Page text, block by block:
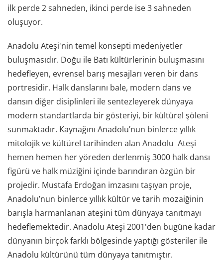
ilk perde 2 sahneden, ikinci perde ise 3 sahneden
oluşuyor.
Anadolu Ateşi'nin temel konsepti medeniyetler
buluşmasıdır. Doğu ile Batı kültürlerinin buluşmasını
hedefleyen, evrensel barış mesajları veren bir dans
portresidir. Halk danslarını bale, modern dans ve
dansın diğer disiplinleri ile sentezleyerek dünyaya
modern standartlarda bir gösteriyi, bir kültürel şöleni
sunmaktadır. Kaynağını Anadolu’nun binlerce yıllık
mitolojik ve kültürel tarihinden alan Anadolu Ateşi
hemen hemen her yöreden derlenmiş 3000 halk dansı
figürü ve halk müziğini içinde barındıran özgün bir
projedir. Mustafa Erdoğan imzasını taşıyan proje,
Anadolu’nun binlerce yıllık kültür ve tarih mozaiğinin
barışla harmanlanan ateşini tüm dünyaya tanıtmayı
hedeflemektedir. Anadolu Ateşi 2001'den bugüne kadar
dünyanın birçok farklı bölgesinde yaptığı gösteriler ile
Anadolu kültürünü tüm dünyaya tanıtmıştır.